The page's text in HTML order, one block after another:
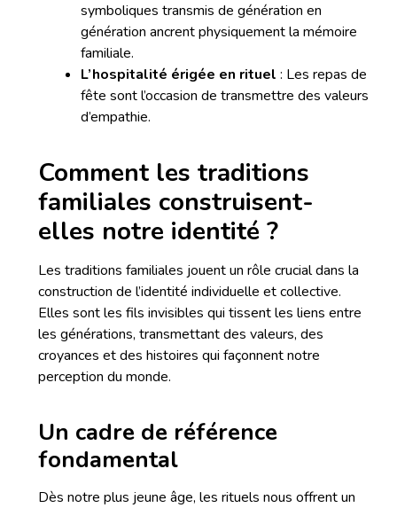
symboliques transmis de génération en
génération ancrent physiquement la mémoire
familiale.
L’hospitalité érigée en rituel : Les repas de
fête sont l’occasion de transmettre des valeurs
d’empathie.
Comment les traditions
familiales construisent-
elles notre identité ?
Les traditions familiales jouent un rôle crucial dans la
construction de l’identité individuelle et collective.
Elles sont les fils invisibles qui tissent les liens entre
les générations, transmettant des valeurs, des
croyances et des histoires qui façonnent notre
perception du monde.
Un cadre de référence
fondamental
Dès notre plus jeune âge, les rituels nous offrent un